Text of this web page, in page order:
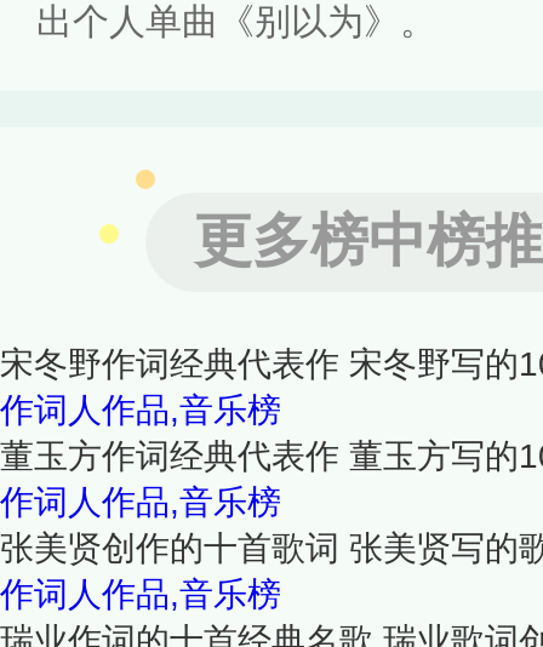
出个人单曲《别以为》。
更多榜中榜
宋冬野作词经典代表作 宋冬野写的
作词人作品,音乐榜
董玉方作词经典代表作 董玉方写的
作词人作品,音乐榜
张美贤创作的十首歌词 张美贤写的
作词人作品,音乐榜